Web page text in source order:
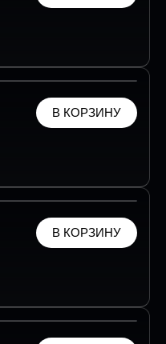
В КОРЗИНУ
В КОРЗИНУ